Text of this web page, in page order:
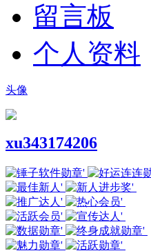
留言板
个人资料
头像
xu343174206